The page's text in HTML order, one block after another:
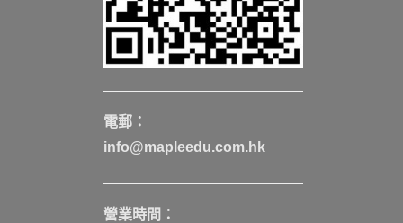
電郵：
info@mapleedu.com.hk
營業時間：